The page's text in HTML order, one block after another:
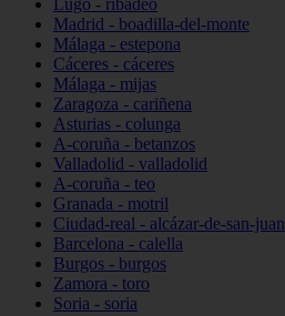
Lugo - ribadeo
Madrid - boadilla-del-monte
Málaga - estepona
Cáceres - cáceres
Málaga - mijas
Zaragoza - cariñena
Asturias - colunga
A-coruña - betanzos
Valladolid - valladolid
A-coruña - teo
Granada - motril
Ciudad-real - alcázar-de-san-juan
Barcelona - calella
Burgos - burgos
Zamora - toro
Soria - soria